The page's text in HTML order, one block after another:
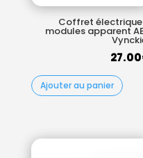
Coffret
modules apparent
27.00
Ajouter au panier